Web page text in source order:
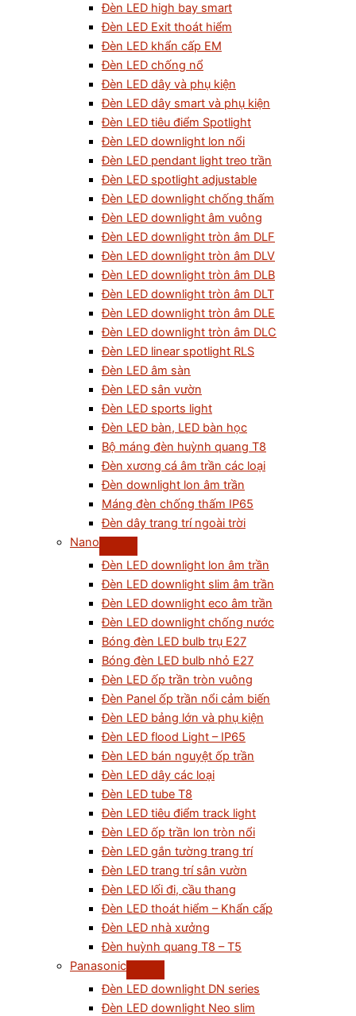
Đèn LED high bay smart
Đèn LED Exit thoát hiểm
Đèn LED khẩn cấp EM
Đèn LED chống nổ
Đèn LED dây và phụ kiện
Đèn LED dây smart và phụ kiện
Đèn LED tiêu điểm Spotlight
Đèn LED downlight lon nổi
Đèn LED pendant light treo trần
Đèn LED spotlight adjustable
Đèn LED downlight chống thấm
Đèn LED downlight âm vuông
Đèn LED downlight tròn âm DLF
Đèn LED downlight tròn âm DLV
Đèn LED downlight tròn âm DLB
Đèn LED downlight tròn âm DLT
Đèn LED downlight tròn âm DLE
Đèn LED downlight tròn âm DLC
Đèn LED linear spotlight RLS
Đèn LED âm sàn
Đèn LED sân vườn
Đèn LED sports light
Đèn LED bàn, LED bàn học
Bộ máng đèn huỳnh quang T8
Đèn xương cá âm trần các loại
Đèn downlight lon âm trần
Máng đèn chống thấm IP65
Đèn dây trang trí ngoài trời
Nano
Đèn LED downlight lon âm trần
Đèn LED downlight slim âm trần
Đèn LED downlight eco âm trần
Đèn LED downlight chống nước
Bóng đèn LED bulb trụ E27
Bóng đèn LED bulb nhỏ E27
Đèn LED ốp trần tròn vuông
Đèn Panel ốp trần nổi cảm biến
Đèn LED bảng lớn và phụ kiện
Đèn LED flood Light – IP65
Đèn LED bán nguyệt ốp trần
Đèn LED dây các loại
Đèn LED tube T8
Đèn LED tiêu điểm track light
Đèn LED ốp trần lon tròn nổi
Đèn LED gắn tường trang trí
Đèn LED trang trí sân vườn
Đèn LED lối đi, cầu thang
Đèn LED thoát hiểm – Khẩn cấp
Đèn LED nhà xưởng
Đèn huỳnh quang T8 – T5
Panasonic
Đèn LED downlight DN series
Đèn LED downlight Neo slim